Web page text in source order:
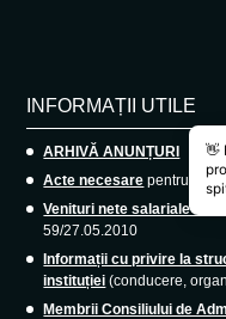
INFORMAȚII UTILE
ARHIVĂ ANUNȚURI
Acte necesare pentru
Venituri nete salariale
59/27.05.2010
Informații cu privire la
instituției (conducere,
Membrii Consiliului de